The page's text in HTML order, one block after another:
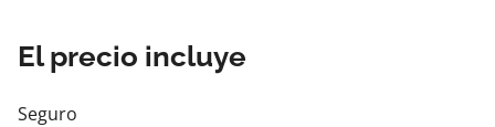
El precio incluye
Seguro